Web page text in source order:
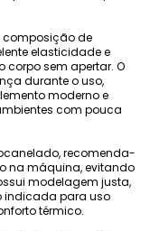
composição de
elasticidade e
corpo sem apertar. O
durante o uso,
moderno e
com pouca
recomenda-
na máquina, evitando
modelagem justa,
indicada para uso
térmico.